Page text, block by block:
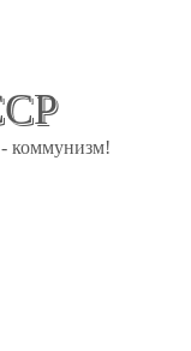
коммунизм!